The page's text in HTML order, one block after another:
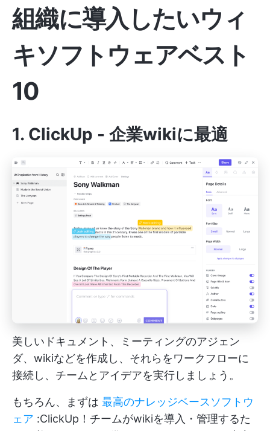
組織に導入したいウィ
キソフトウェアベスト
10
1. ClickUp - 企業wikiに最適
美しいドキュメント、ミーティングのアジェン
ダ、wikiなどを作成し、それらをワークフローに
接続し、チームとアイデアを実行しましょう。
もちろん、まずは 最高のナレッジベースソフトウ
ェア :ClickUp！チームがwikiを導入・管理するた